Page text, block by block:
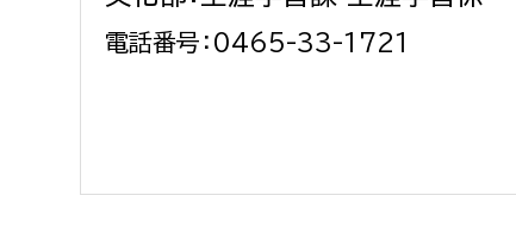
電話番号：0465-33-1721